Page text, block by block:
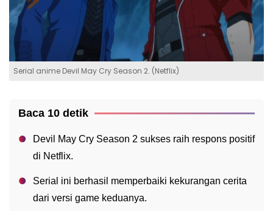
Serial anime Devil May Cry Season 2. (Netflix)
Baca 10 detik
Devil May Cry Season 2 sukses raih respons positif
di Netflix.
Serial ini berhasil memperbaiki kekurangan cerita
dari versi game keduanya.